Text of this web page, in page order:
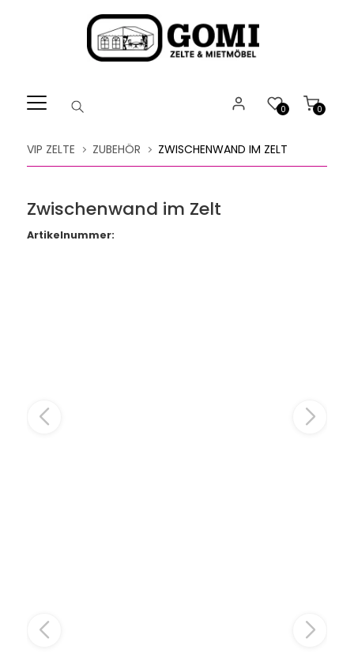
Barrierefreiheitsmenü
0
0
VIP ZELTE ZUBEHÖR ZWISCHENWAND IM ZELT
Zwischenwand im Zelt
Artikelnummer: